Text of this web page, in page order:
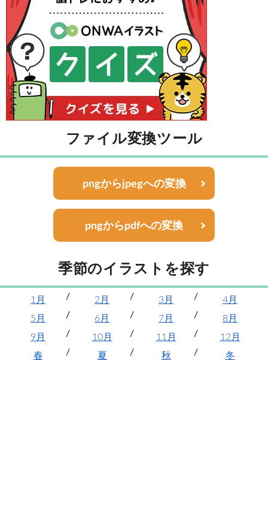
ファイル変換ツール
pngからjpegへの変換
pngからpdfへの変換
季節のイラストを探す
1月 2月 3月
4月
5月
6月 7月
8月
9月
10月 11月
12月
春
夏 秋 冬